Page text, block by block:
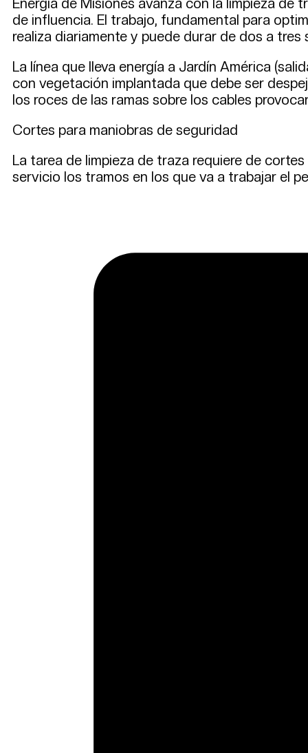
Energía de Misiones avanza con la limpieza
de influencia. El trabajo, fundamental para
realiza diariamente y puede durar de dos a
La línea que lleva energía a Jardín América
con vegetación implantada que debe ser
los roces de las ramas sobre los cables
Cortes para maniobras de seguridad
La tarea de limpieza de traza requiere de
servicio los tramos en los que va a trabajar el